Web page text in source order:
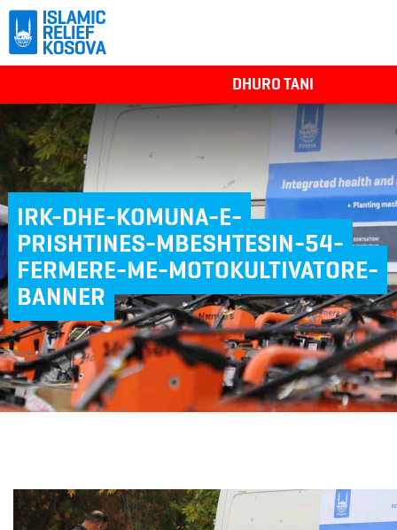
DHURO TANI
IRK-DHE-KOMUNA-E-
PRISHTINES-MBESHTESIN-54-
FERMERE-ME-MOTOKULTIVATORE-
BANNER